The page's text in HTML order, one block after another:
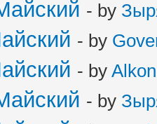
- by
- by
- by
- by